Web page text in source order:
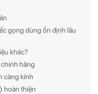
gọng dùng ổn định lâu
khác?
hãng
càng kính
hoàn thiện